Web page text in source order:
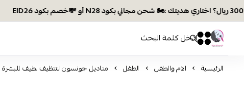
افكار ومخازن العناية
0 0
الرئيسية الام والطفل الطفل مناديل جونسون لتنظيف لطيف للبشرة 2+1